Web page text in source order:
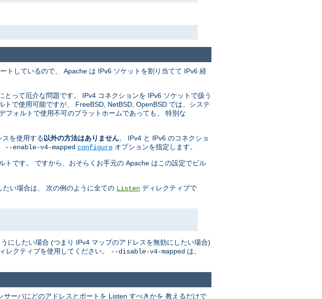
トしているので、 Apache は IPv6 ソケットを割り当てて IPv6 経
って厄介な問題です。 IPv4 コネクションを IPv6 ソケットで扱う
で使用可能ですが、 FreeBSD, NetBSD, OpenBSD では、システ
フォルトで使用不可のプラットホームであっても、 特別な
を使用する 以外の方法はありません。 IPv4 と IPv6 のコネクショ
--enable-v4-mapped configure オプションを指定します。
です。 ですから、おそらくお手元の Apache はこの設定でビル
い場合は、 次の例のように全ての Listen ディレクティブで
にしたい場合 (つまり IPv4 マップのアドレスを無効にしたい場合)
レクティブを使用してください。 --disable-v4-mapped は、
ーバにどのアドレスとポートを Listen すべきかを 教えるだけで